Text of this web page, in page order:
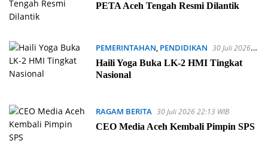
PETA Aceh Tengah Resmi Dilantik
PEMERINTAHAN, PENDIDIKAN 30 Juli 2026
22:27 WIB
Haili Yoga Buka LK-2 HMI Tingkat
Nasional
RAGAM BERITA 30 Juli 2026 22:13 WIB
CEO Media Aceh Kembali Pimpin SPS